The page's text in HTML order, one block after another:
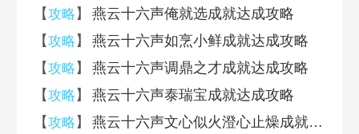
【攻略 】
燕云十六声俺就选成就达成攻略
【攻略 】
燕云十六声如烹小鲜成就达成攻略
【攻略 】
燕云十六声调鼎之才成就达成攻略
【攻略 】
燕云十六声泰瑞宝成就达成攻略
【攻略 】 燕云十六声文心似火澄心止燥成就达成攻略